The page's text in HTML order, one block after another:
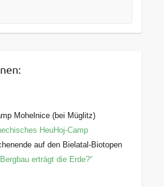
Wirtschaft, soll dieser Tag auch
,Händler ,
und Kulturschaffende
Tag zu einem ganz
zu machen. Der
Mohelnice (bei Müglitz)
HeuHoj-Camp
auf den Bielatal-Biotopen
erträgt die Erde?“